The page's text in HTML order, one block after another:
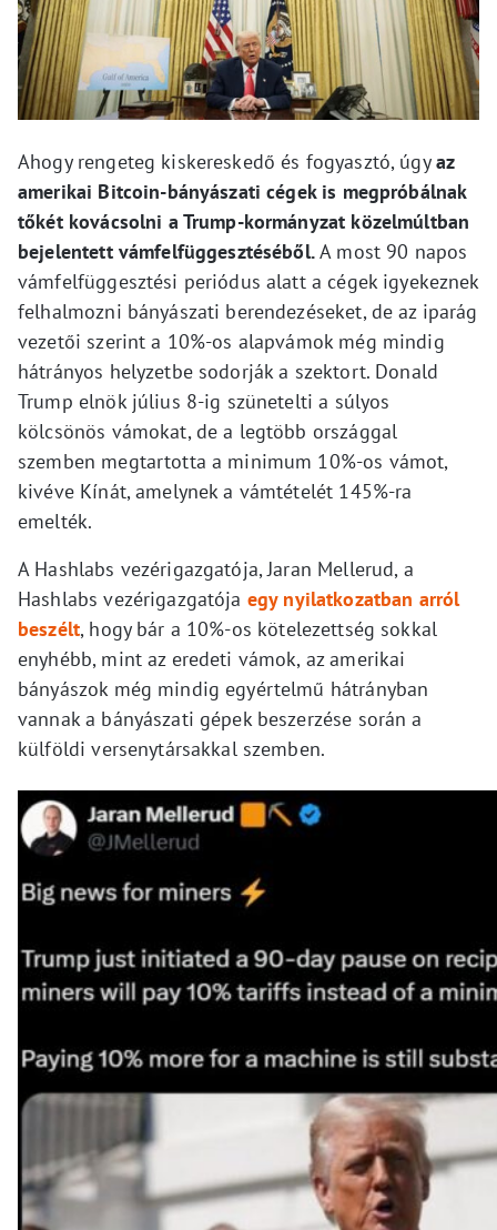
Ahogy rengeteg kiskereskedő és fogyasztó, úgyaz
amerikai Bitcoin-bányászati cégek is megpróbálnak
tőkét kovácsolni a Trump-kormányzat közelmúltban
bejelentett vámfelfüggesztéséből.A most 90 napos
vámfelfüggesztési periódus alatt a cégek igyekeznek
felhalmozni bányászati berendezéseket, de az iparág
vezetői szerint a 10%-os alapvámok még mindig
hátrányos helyzetbe sodorják a szektort. Donald
Trump elnök július 8-ig szünetelti a súlyos
kölcsönös vámokat, de a legtöbb országgal
szemben megtartotta a minimum 10%-os vámot,
kivéve Kínát, amelynek a vámtételét 145%-ra
emelték.
A Hashlabs vezérigazgatója, Jaran Mellerud, a
Hashlabs vezérigazgatója egy nyilatkozatban arról
beszélt, hogy bár a 10%-os kötelezettség sokkal
enyhébb, mint az eredeti vámok, az amerikai
bányászok még mindig egyértelmű hátrányban
vannak a bányászati gépek beszerzése során a
külföldi versenytársakkal szemben.